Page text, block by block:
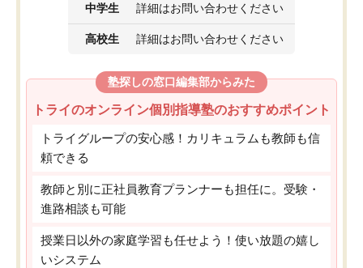
中学生 詳細はお問い合わせください
高校生 詳細はお問い合わせください
塾探しの窓口編集部からみた
トライのオンライン個別指導塾のおすすめポイント
トライグループの安心感！カリキュラムも教師も信
頼できる
教師と別に正社員教育プランナーも担任に。受験・
進路相談も可能
授業日以外の家庭学習も任せよう！使い放題の嬉し
いシステム